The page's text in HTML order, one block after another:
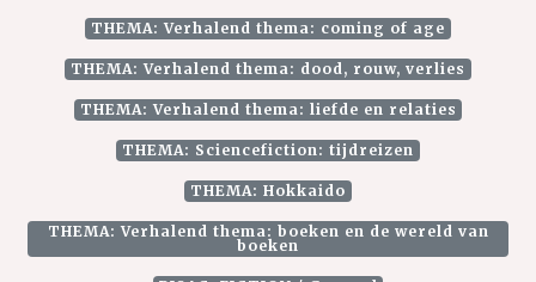
THEMA: Verhalend thema: coming of age
THEMA: Verhalend thema: dood, rouw, verlies
THEMA: Verhalend thema: liefde en relaties
THEMA: Sciencefiction: tijdreizen
THEMA: Hokkaido
THEMA: Verhalend thema: boeken en de wereld van
boeken